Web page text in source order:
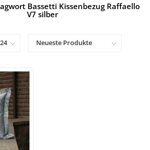
Bassetti Kissenbezug Raffaello
V7 silber